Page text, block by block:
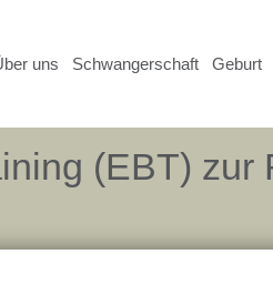
uns Schwangerschaft Geburt
(EBT)